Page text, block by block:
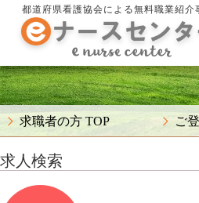
都道府県看護協会による無料職業紹介
求職者の方 TOP ご
求人検索